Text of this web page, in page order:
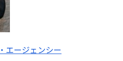
エージェンシー